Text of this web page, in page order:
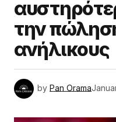
την
ανήλικους
by Pan Orama